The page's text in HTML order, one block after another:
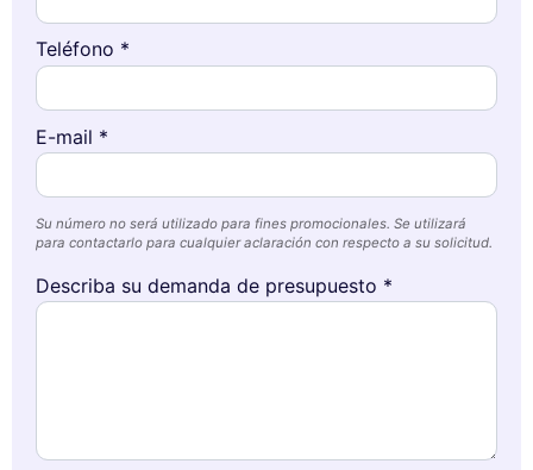
Teléfono *
E-mail *
Su número no será utilizado para fines promocionales. Se utilizará
para contactarlo para cualquier aclaración con respecto a su solicitud.
Describa su demanda de presupuesto *